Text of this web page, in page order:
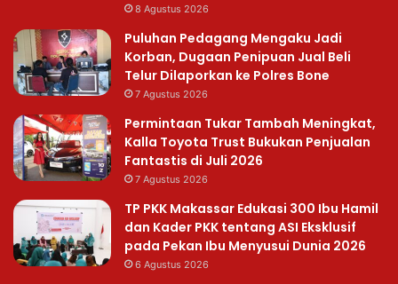
8 Agustus 2026
Puluhan Pedagang Mengaku Jadi
Korban, Dugaan Penipuan Jual Beli
Telur Dilaporkan ke Polres Bone
7 Agustus 2026
Permintaan Tukar Tambah Meningkat,
Kalla Toyota Trust Bukukan Penjualan
Fantastis di Juli 2026
7 Agustus 2026
TP PKK Makassar Edukasi 300 Ibu Hamil
dan Kader PKK tentang ASI Eksklusif
pada Pekan Ibu Menyusui Dunia 2026
6 Agustus 2026